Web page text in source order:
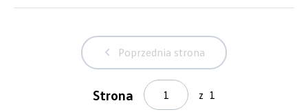
Poprzednia strona
Strona z 1
Laski 10A, Przykona
czesci@vw.alexas.pl